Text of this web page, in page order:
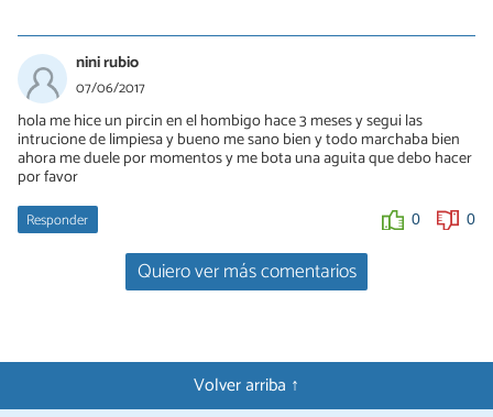
10/03/2019
hola carlos me pasa lo mismo cuando hago presion sale como
pus amarilla y tambien tengo un mes de tenerla algo que creo
que me esta funcionando es que me compré unos aretes
antialergicos ayer me los compre y aun me sigue saliendo pus
voy a esperar que pase una semana a ver si aun me sale pus
nini rubio
07/06/2017
hola me hice un pircin en el hombigo hace 3 meses y segui las
intrucione de limpiesa y bueno me sano bien y todo marchaba bien
ahora me duele por momentos y me bota una aguita que debo hacer
por favor
Responder 0 0
Quiero ver más comentarios
Volver arriba ↑